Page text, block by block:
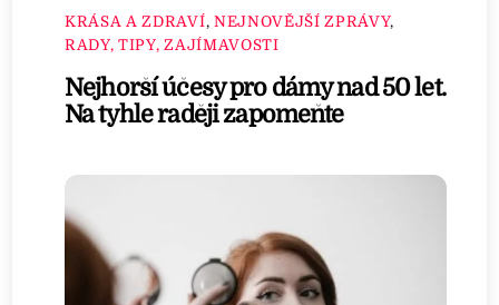
KRÁSA A ZDRAVÍ, NEJNOVĚJŠÍ ZPRÁVY,
RADY, TIPY, ZAJÍMAVOSTI
Nejhorší účesy pro dámy nad 50 let.
Na tyhle raději zapomeňte